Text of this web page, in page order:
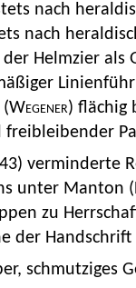
nach
nach
Helmzier als
Wegener) flächig
verminderte
unter Manton
zu
der Handschrift
schmutziges